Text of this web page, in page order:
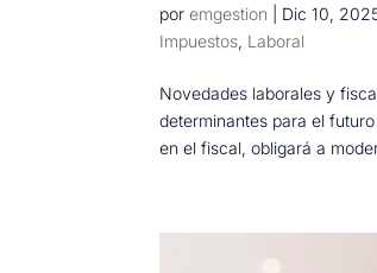
poremgestion Dic 10,
Impuestos, Laboral
Novedades laborales y
determinantes para el
en el fiscal, obligará a